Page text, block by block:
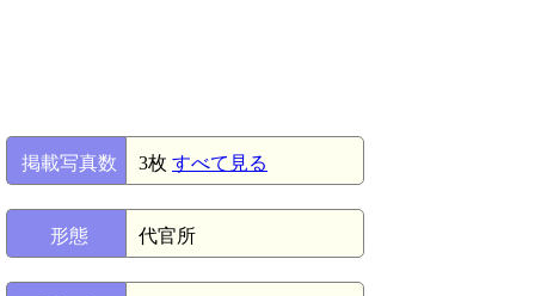
掲載写真数 3枚 すべて見る
形態 代官所